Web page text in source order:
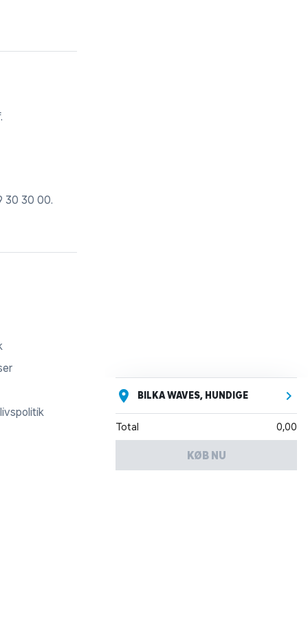
BILKA WAVES, HUNDIGE
Total 0,00
KØB NU
30 30 00.